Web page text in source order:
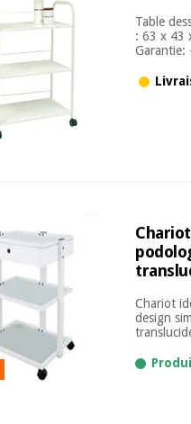
Table
: 63 x 43
Garantie:
Chariot
design